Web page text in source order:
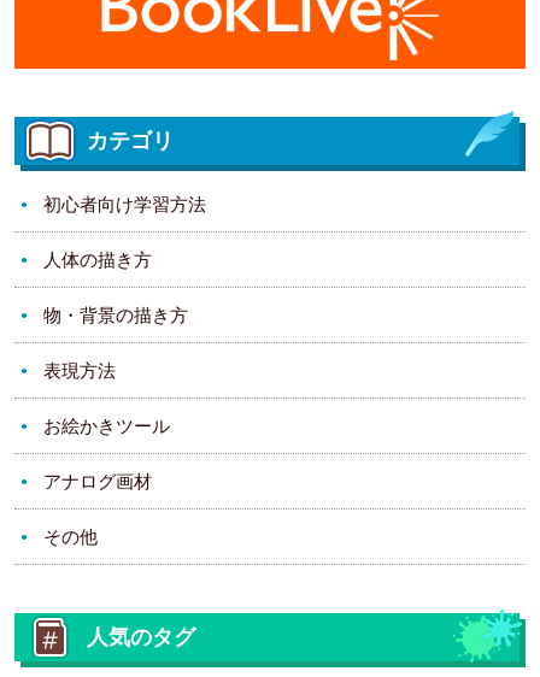
カテゴリ
初心者向け学習方法
人体の描き方
物・背景の描き方
表現方法
お絵かきツール
アナログ画材
その他
人気のタグ